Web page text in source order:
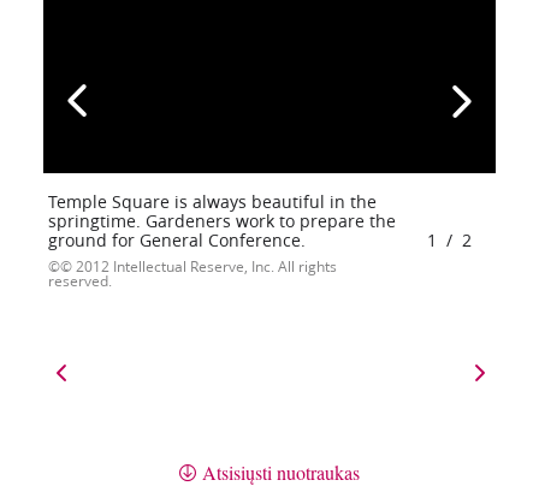
Temple Square is always beautiful in the
springtime. Gardeners work to prepare the
ground for General Conference.
© 2012 Intellectual Reserve, Inc. All rights
reserved.
1 / 2
Atsisiųsti nuotraukas